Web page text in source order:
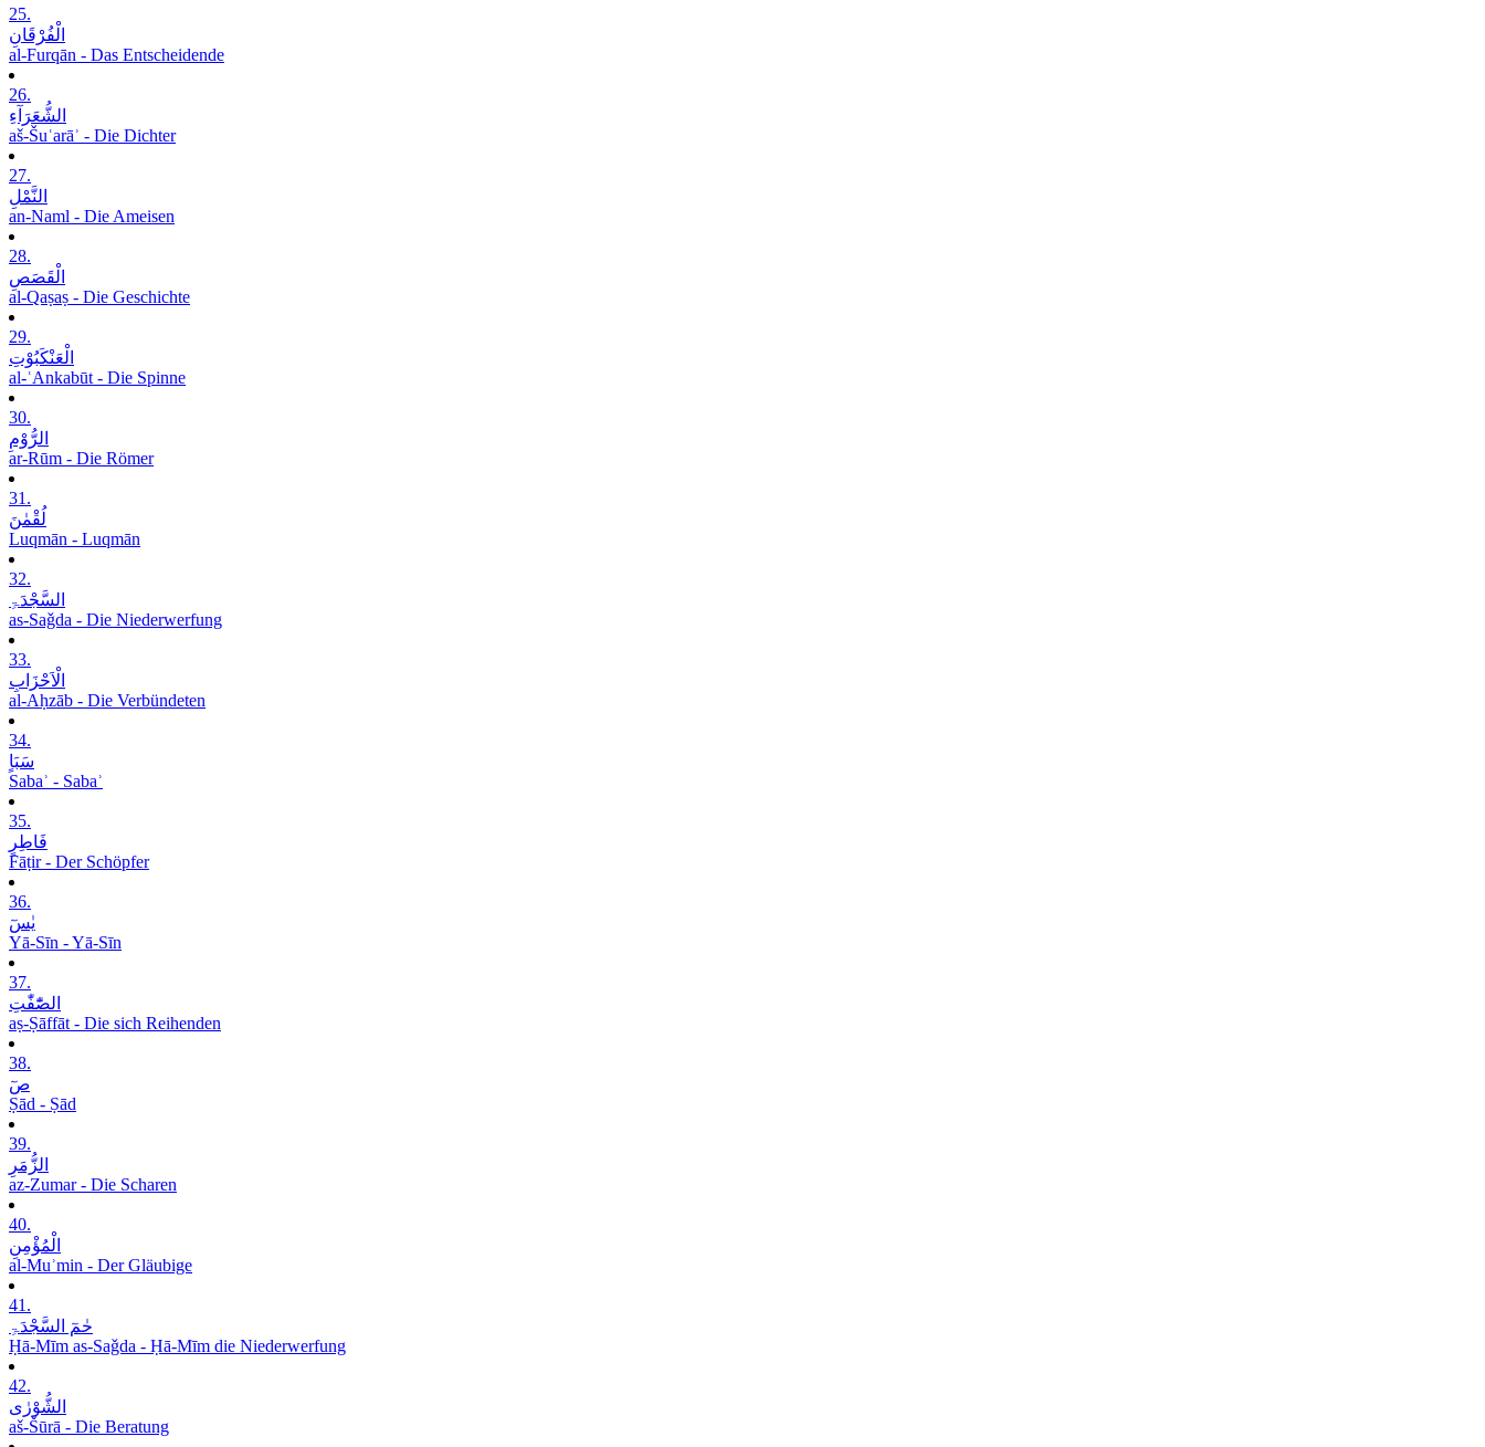
25.
الْفُرْقَانِ
al-Furqān - Das Entscheidende
26.
الشُّعَرَآءِ
aš-Šuʿarāʾ - Die Dichter
27.
النَّمْلِ
an-Naml - Die Ameisen
28.
الْقَصَصِ
al-Qaṣaṣ - Die Geschichte
29.
الْعَنْکَبُوْتِ
al-ʿAnkabūt - Die Spinne
30.
الرُّوْمِ
ar-Rūm - Die Römer
31.
لُقْمٰنَ
Luqmān - Luqmān
32.
السَّجْدَۃِ
as-Saǧda - Die Niederwerfung
33.
الْاَحْزَابِ
al-Aḥzāb - Die Verbündeten
34.
سَبَاٍ
Sabaʾ - Sabaʾ
35.
فَاطِرٍ
Fāṭir - Der Schöpfer
36.
یٰسٓ
Yā-Sīn - Yā-Sīn
37.
الصّٰٓفّٰتِ
aṣ-Ṣāffāt - Die sich Reihenden
38.
صٓ
Ṣād - Ṣād
39.
الزُّمَرِ
az-Zumar - Die Scharen
40.
الْمُؤْمِنِ
al-Muʾmin - Der Gläubige
41.
حٰمٓ السَّجْدَۃِ
Ḥā-Mīm as-Saǧda - Ḥā-Mīm die Niederwerfung
42.
الشُّوْرٰی
aš-Šūrā - Die Beratung